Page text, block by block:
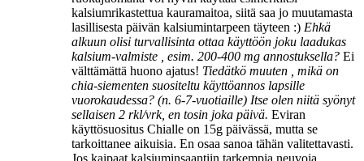
kalsiumrikastettua kauramaitoa, siitä saa jo muutamasta
lasillisesta päivän kalsiumintarpeen täyteen :) Ehkä
alkuun olisi turvallisinta ottaa käyttöön joku laadukas
kalsium-valmiste , esim. 200-400 mg annostuksella? Ei
välttämättä huono ajatus! Tiedätkö muuten , mikä on
chia-siementen suositeltu käyttöannos lapsille
vuorokaudessa? (n. 6-7-vuotiaille) Itse olen niitä syönyt
sellaisen 2 rkl/vrk, en tosin joka päivä. Eviran
käyttösuositus Chialle on 15g päivässä, mutta se
tarkoittanee aikuisia. En osaa sanoa tähän valitettavasti.